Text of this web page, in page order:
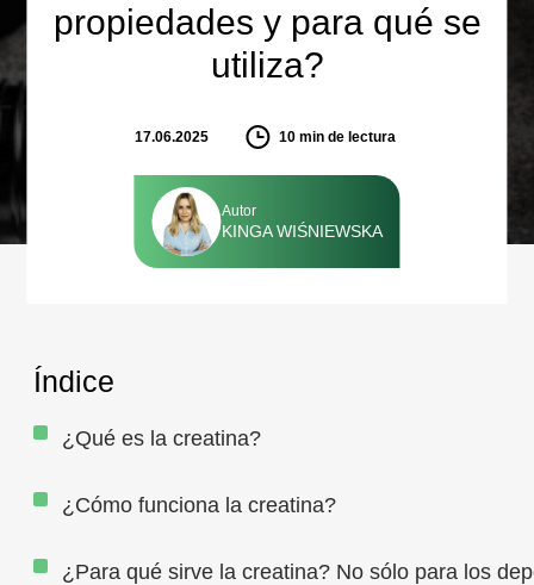
propiedades y para qué se
utiliza?
Autor
KINGA WIŚNIEWSKA
17.06.2025 10 min de lectura
Índice
¿Qué es la creatina?
¿Cómo funciona la creatina?
¿Para qué sirve la creatina? No sólo para los